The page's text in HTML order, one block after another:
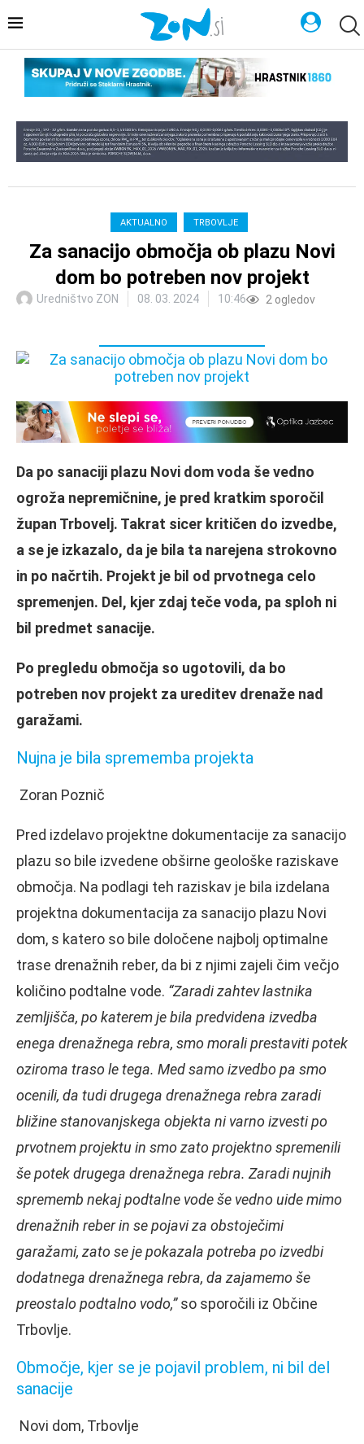
AKTUALNO TRBOVLJE
Za sanacijo območja ob plazu Novi
dom bo potreben nov projekt
Uredništvo ZON 08. 03. 2024 10:46 2 ogledov
Da po sanaciji plazu Novi dom voda še vedno
ogroža nepremičnine, je pred kratkim sporočil
župan Trbovelj. Takrat sicer kritičen do izvedbe,
a se je izkazalo, da je bila ta narejena strokovno
in po načrtih. Projekt je bil od prvotnega celo
spremenjen. Del, kjer zdaj teče voda, pa sploh ni
bil predmet sanacije.
Po pregledu območja so ugotovili, da bo
potreben nov projekt za ureditev drenaže nad
garažami.
Nujna je bila sprememba projekta
Zoran Poznič
Pred izdelavo projektne dokumentacije za sanacijo
plazu so bile izvedene obširne geološke raziskave
območja. Na podlagi teh raziskav je bila izdelana
projektna dokumentacija za sanacijo plazu Novi
dom, s katero so bile določene najbolj optimalne
trase drenažnih reber, da bi z njimi zajeli čim večjo
količino podtalne vode. “Zaradi zahtev lastnika
zemljišča, po katerem je bila predvidena izvedba
enega drenažnega rebra, smo morali prestaviti potek
oziroma traso le tega. Med samo izvedbo pa smo
ocenili, da tudi drugega drenažnega rebra zaradi
bližine stanovanjskega objekta ni varno izvesti po
prvotnem projektu in smo zato projektno spremenili
še potek drugega drenažnega rebra. Zaradi nujnih
sprememb nekaj podtalne vode še vedno uide mimo
drenažnih reber in se pojavi za obstoječimi
garažami, zato se je pokazala potreba po izvedbi
dodatnega drenažnega rebra, da zajamemo še
preostalo podtalno vodo,”so sporočili iz Občine
Trbovlje.
Območje, kjer se je pojavil problem, ni bil del
sanacije
Novi dom, Trbovlje